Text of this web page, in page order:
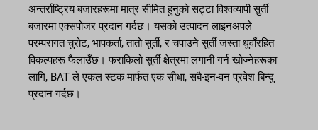
अन्तर्राष्ट्रिय बजारहरूमा मात्र सीमित हुनुको सट्टा विश्वव्यापी सुर्ती
बजारमा एक्सपोजर प्रदान गर्दछ। यसको उत्पादन लाइनअपले
परम्परागत चुरोट, भापकर्ता, तातो सुर्ती, र चपाउने सुर्ती जस्ता धुवाँरहित
विकल्पहरू फैलाउँछ। फराकिलो सुर्ती क्षेत्रमा लगानी गर्न खोज्नेहरूका
लागि, BAT ले एकल स्टक मार्फत एक सीधा, सबै-इन-वन प्रवेश बिन्दु
प्रदान गर्दछ।